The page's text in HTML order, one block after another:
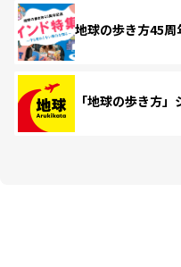
地球の歩き方45
「地球の歩き方